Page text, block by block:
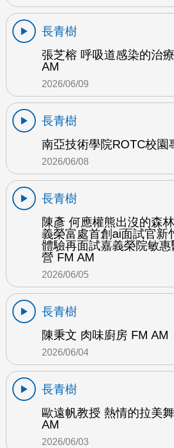
長青樹
張芝榕 呼吸道感染的治
AM
2026/06/09
長青樹
南亞技術學院ROTC校園
2026/06/08
長青樹
陳彥 何應權熊出沒的森
義榮富處首創ai面試官新
體驗再面試嘉義榮院敏
營 FM AM
2026/06/05
長青樹
陳秉文 肉味廚房 FM AM
2026/06/04
長青樹
歐遠帆教授 熱情的拉美
AM
2026/06/03